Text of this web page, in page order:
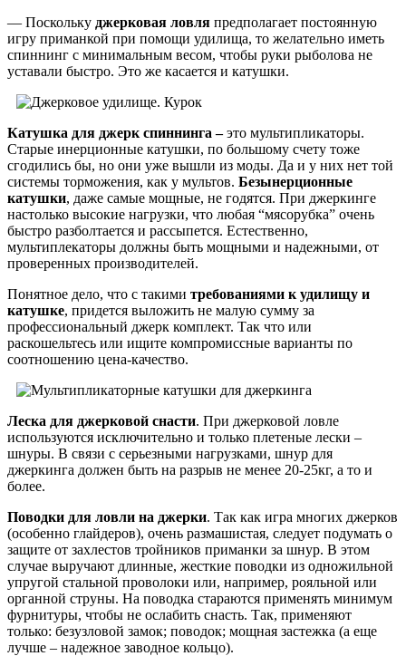
— Поскольку джерковая ловля предполагает постоянную
игру приманкой при помощи удилища, то желательно иметь
спиннинг с минимальным весом, чтобы руки рыболова не
уставали быстро. Это же касается и катушки.
Катушка для джерк спиннинга –это мультипликаторы.
Старые инерционные катушки, по большому счету тоже
сгодились бы, но они уже вышли из моды. Да и у них нет той
системы торможения, как у мультов. Безынерционные
катушки, даже самые мощные, не годятся. При джеркинге
настолько высокие нагрузки, что любая “мясорубка” очень
быстро разболтается и рассыпется. Естественно,
мультиплекаторы должны быть мощными и надежными, от
проверенных производителей.
Понятное дело, что с такими требованиями к удилищу и
катушке, придется выложить не малую сумму за
профессиональный джерк комплект. Так что или
раскошельтесь или ищите компромиссные варианты по
соотношению цена-качество.
Леска для джерковой снасти. При джерковой ловле
используются исключительно и только плетеные лески –
шнуры. В связи с серьезными нагрузками, шнур для
джеркинга должен быть на разрыв не менее 20-25кг, а то и
более.
Поводки для ловли на джерки. Так как игра многих джерков
(особенно глайдеров), очень размашистая, следует подумать о
защите от захлестов тройников приманки за шнур. В этом
случае выручают длинные, жесткие поводки из одножильной
упругой стальной проволоки или, например, рояльной или
органной струны. На поводка стараются применять минимум
фурнитуры, чтобы не ослабить снасть. Так, применяют
только: безузловой замок; поводок; мощная застежка (а еще
лучше – надежное заводное кольцо).